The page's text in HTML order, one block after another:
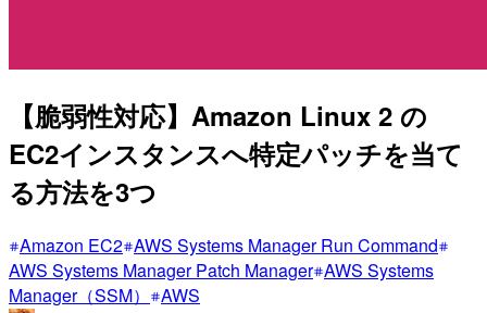
【脆弱性対応】Amazon Linux 2 の
EC2インスタンスへ特定パッチを当て
る方法を3つ
Amazon EC2 AWS Systems Manager Run Command
AWS Systems Manager Patch Manager AWS Systems
Manager（SSM）
AWS